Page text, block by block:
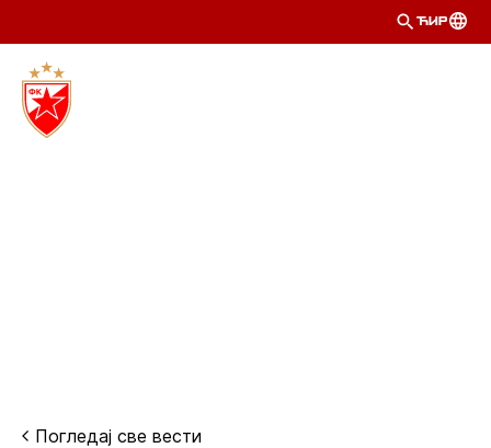
ЋИР
Погледај све вести